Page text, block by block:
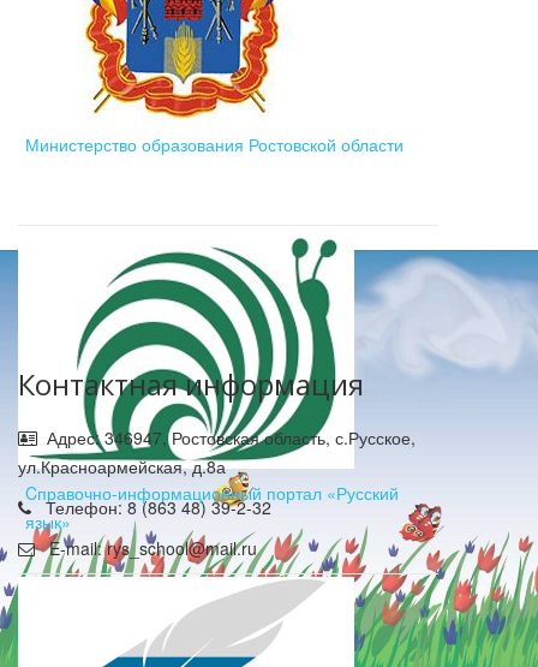
Министерство образования Ростовской области
Cправочно-информационный портал «Русский
язык»
Контактная информация
Адрес: 346947, Ростовская область, с.Русское,
ул.Красноармейская, д.8а
Телефон: 8 (863 48) 39-2-32
E-mail: rys_school@mail.ru